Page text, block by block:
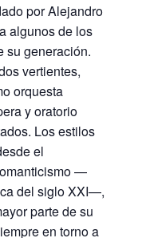
por Alejandro
algunos de los
su generación.
vertientes,
orquesta
y oratorio
Los estilos
el
—
del siglo XXI—,
parte de su
en torno a